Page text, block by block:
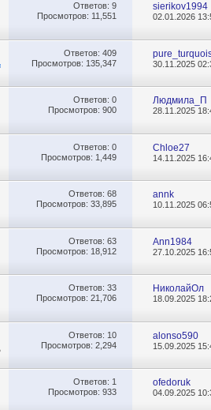
Ответов: 9
Просмотров: 11,551
sierikov1994
02.01.2026
Ответов: 409
Просмотров: 135,347
30.11.2025
Ответов: 0
Просмотров: 900
Людмила_П
28.11.2025
Ответов: 0
Просмотров: 1,449
Chloe27
14.11.2025
Ответов: 68
Просмотров: 33,895
annk
10.11.2025
Ответов: 63
Просмотров: 18,912
Ann1984
27.10.2025
Ответов: 33
Просмотров: 21,706
НиколайОл
18.09.2025
Ответов: 10
Просмотров: 2,294
alonso590
15.09.2025
Ответов: 1
Просмотров: 933
ofedoruk
04.09.2025